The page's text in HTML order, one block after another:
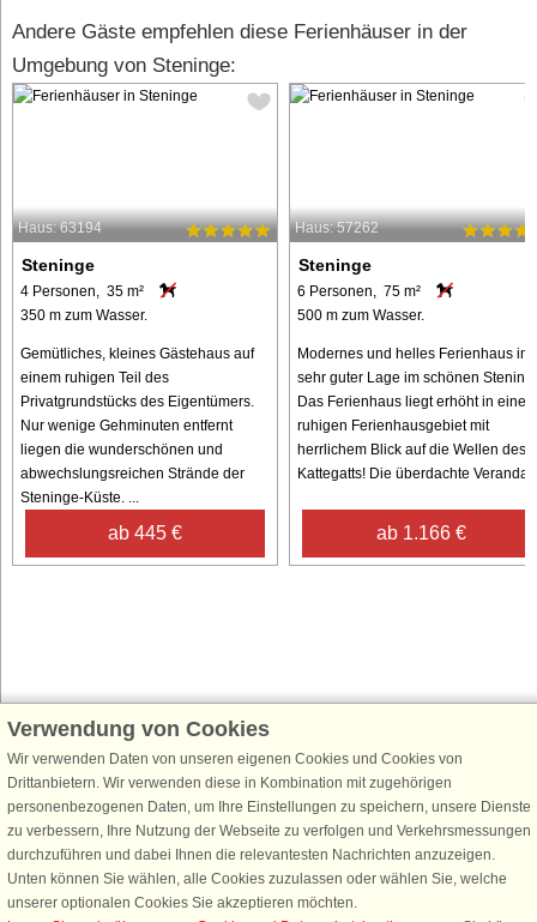
Andere Gäste empfehlen diese Ferienhäuser in der
Umgebung von Steninge:
Haus: 63194
Steninge
4 Personen, 35 m²
350 m zum Wasser.
Gemütliches, kleines Gästehaus auf
einem ruhigen Teil des
Privatgrundstücks des Eigentümers.
Nur wenige Gehminuten entfernt
liegen die wunderschönen und
abwechslungsreichen Strände der
Steninge-Küste. ...
ab 445 €
Haus: 57262
Steninge
6 Personen, 75 m²
500 m zum Wasser.
Modernes und helles Ferienhaus in
sehr guter Lage im schönen
Das Ferienhaus liegt erhöht in einem
ruhigen Ferienhausgebiet mit
herrlichem Blick auf die Wellen des
Kattegatts! Die überdachte Veranda
ab 1.166 €
Schließen Sie sich 100.000 Ferienhaus-Fans an
Erhalten Sie einenWillkommensgutschein von 25 € für Ihren nächsten
Ferienhausurlaub - melden Sie sich einfach für den DanCenter Newsletter
an. Verpassen Sie nie wieder exklusive Angebote, Gewinnspiele und
Urlaubstipps!
Verwendung von Cookies
Wir verwenden Daten von unseren eigenen Cookies und Cookies von
Drittanbietern. Wir verwenden diese in Kombination mit zugehörigen
personenbezogenen Daten, um Ihre Einstellungen zu speichern, unsere Dienste
zu verbessern, Ihre Nutzung der Webseite zu verfolgen und Verkehrsmessungen
durchzuführen und dabei Ihnen die relevantesten Nachrichten anzuzeigen.
Unten können Sie wählen, alle Cookies zuzulassen oder wählen Sie, welche
unserer optionalen Cookies Sie akzeptieren möchten.